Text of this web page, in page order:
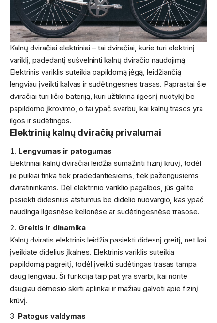
Kalnų dviračiai elektriniai – tai dviračiai, kurie turi elektrinį
variklį, padedantį sušvelninti kalnų dviračio naudojimą.
Elektrinis variklis suteikia papildomą jėgą, leidžiančią
lengviau įveikti kalvas ir sudėtingesnes trasas. Paprastai šie
dviračiai turi ličio bateriją, kuri užtikrina ilgesnį nuotykį be
papildomo įkrovimo, o tai ypač svarbu, kai kalnų trasos yra
ilgos ir sudėtingos.
Elektrinių kalnų dviračių privalumai
Lengvumas ir patogumas
Elektriniai kalnų dviračiai leidžia sumažinti fizinį krūvį, todėl
jie puikiai tinka tiek pradedantiesiems, tiek pažengusiems
dviratininkams. Dėl elektrinio variklio pagalbos, jūs galite
pasiekti didesnius atstumus be didelio nuovargio, kas ypač
naudinga ilgesnėse kelionėse ar sudėtingesnėse trasose.
Greitis ir dinamika
Kalnų dviratis elektrinis leidžia pasiekti didesnį greitį, net kai
įveikiate didelius įkalnes. Elektrinis variklis suteikia
papildomą pagreitį, todėl įveikti sudėtingas trasas tampa
daug lengviau. Ši funkcija taip pat yra svarbi, kai norite
daugiau dėmesio skirti aplinkai ir mažiau galvoti apie fizinį
krūvį.
Patogus valdymas